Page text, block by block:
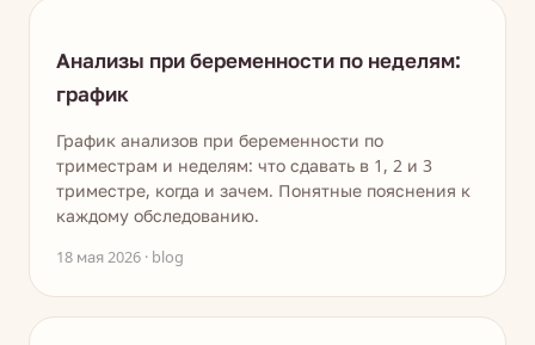
Анализы при беременности по неделям:
график
График анализов при беременности по
триместрам и неделям: что сдавать в 1, 2 и 3
триместре, когда и зачем. Понятные пояснения к
каждому обследованию.
18 мая 2026 · blog